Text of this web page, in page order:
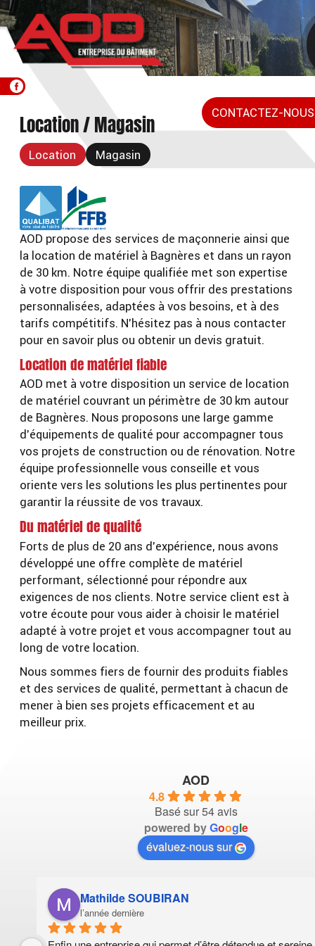
Aller
au
contenu
principal
Location / Magasin
Location Magasin
CONTACTEZ-NOUS
AOD propose des services de maçonnerie ainsi que
la location de matériel à Bagnères et dans un rayon
de 30 km. Notre équipe qualifiée met son expertise
à votre disposition pour vous offrir des prestations
personnalisées, adaptées à vos besoins, et à des
tarifs compétitifs. N’hésitez pas à nous contacter
pour en savoir plus ou obtenir un devis gratuit.
Location de matériel fiable
AOD met à votre disposition un service de location
de matériel couvrant un périmètre de 30 km autour
de Bagnères. Nous proposons une large gamme
d’équipements de qualité pour accompagner tous
vos projets de construction ou de rénovation. Notre
équipe professionnelle vous conseille et vous
oriente vers les solutions les plus pertinentes pour
garantir la réussite de vos travaux.
Du matériel de qualité
Forts de plus de 20 ans d’expérience, nous avons
développé une offre complète de matériel
performant, sélectionné pour répondre aux
exigences de nos clients. Notre service client est à
votre écoute pour vous aider à choisir le matériel
adapté à votre projet et vous accompagner tout au
long de votre location.
Nous sommes fiers de fournir des produits fiables
et des services de qualité, permettant à chacun de
mener à bien ses projets efficacement et au
meilleur prix.
AOD
4.8
Basé sur 54 avis
powered byGoogle
évaluez-nous sur
Mathilde SOUBIRAN
l’année dernière